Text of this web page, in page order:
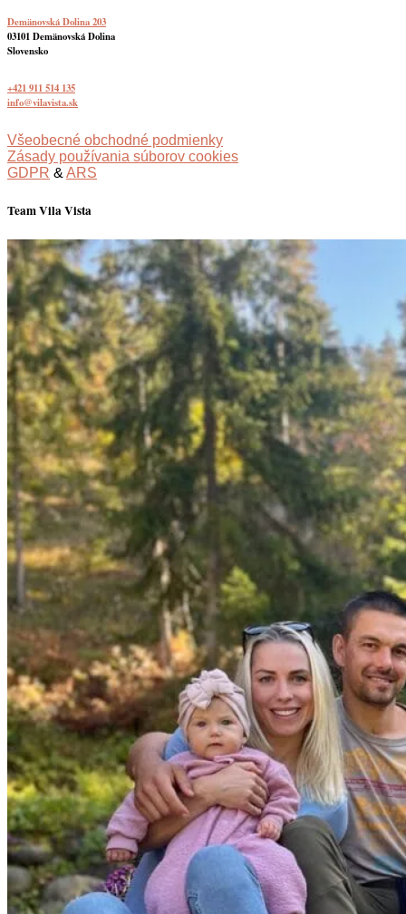
Demänovská Dolina 203
03101 Demänovská Dolina
Slovensko
+421 911 514 135
info@vilavista.sk
Všeobecné obchodné podmienky
Zásady používania súborov cookies
GDPR & ARS
Team Vila Vista